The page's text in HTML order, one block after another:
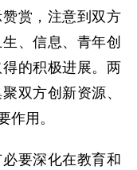
赏，注意到双方
、信息、青年创
的积极进展。两
双方创新资源、
作用。
要深化在教育和